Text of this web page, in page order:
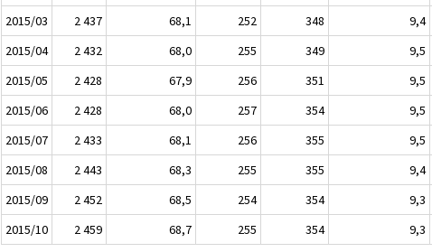
2015/03
2 437 68,1 252 348 9,4
2015/04
2 432 68,0 255 349 9,5
2015/05
2 428 67,9 256 351 9,5
2015/06
2 428 68,0 257 354 9,5
2015/07
2 433 68,1 256 355 9,5
2015/08
2 443 68,3 255 355 9,4
2015/09
2 452 68,5 254 354 9,3
2015/10
2 459 68,7 255 354 9,3